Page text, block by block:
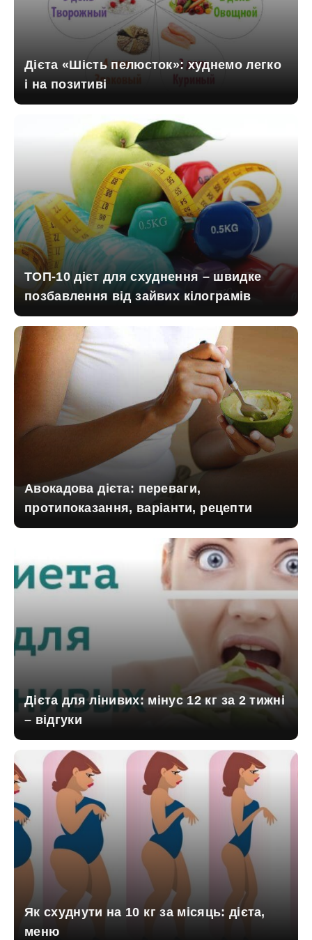
Дієта «Шість пелюсток»: худнемо легко
і на позитиві
ТОП-10 дієт для схуднення – швидке
позбавлення від зайвих кілограмів
Авокадова дієта: переваги,
протипоказання, варіанти, рецепти
Дієта для лінивих: мінус 12 кг за 2 тижні
– відгуки
Як схуднути на 10 кг за місяць: дієта,
меню